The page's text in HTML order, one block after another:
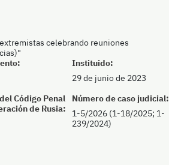
celebrando reuniones
Instituido:
29 de junio de 2023
Código Penal
de Rusia:
Número de caso judicial:
1-5/2026 (1-18/2025; 1-
239/2024)